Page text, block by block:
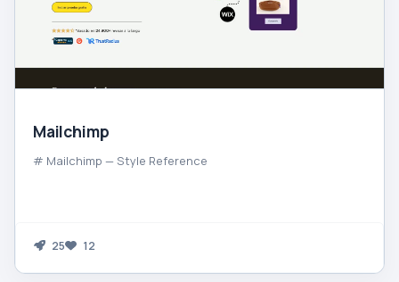
Mailchimp
# Mailchimp — Style Reference
25 12